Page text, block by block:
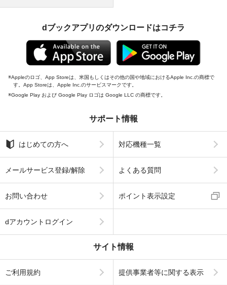
dブックアプリのダウンロードはコチラ
Appleのロゴ、App Storeは、米国もしくはその他の国や地域におけるApple Inc.の商標で
す。App Storeは、Apple Inc.のサービスマークです。
Google Play および Google Play ロゴは Google LLC の商標です。
サポート情報
はじめての方へ 対応機種一覧
メールサービス登録/解除 よくある質問
お問い合わせ ポイント表示設定
dアカウントログイン
サイト情報
ご利用規約 提供事業者等に関する表示